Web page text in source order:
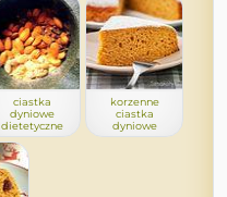
ciastka
dyniowe
dietetyczne
korzenne
ciastka
dyniowe